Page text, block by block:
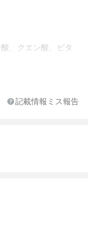
、クエン酸、ビタ
オリゴ糖、ハチミ
記載情報ミス報告